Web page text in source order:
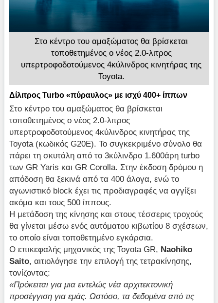
Στο κέντρο του αμαξώματος θα βρίσκεται
τοποθετημένος ο νέος 2.0-λιτρος
υπερτροφοδοτούμενος 4κύλινδρος κινητήρας της
Toyota.
Δίλιτρος Turbo «πύραυλος» με ισχύ 400+ ίππων
Στο κέντρο του αμαξώματος θα βρίσκεται
τοποθετημένος ο νέος 2.0-λιτρος
υπερτροφοδοτούμενος 4κύλινδρος κινητήρας της
Toyota (κωδικός G20E). Το συγκεκριμένο σύνολο θα
πάρει τη σκυτάλη από το 3κύλινδρο 1.600άρη turbo
των GR Yaris και GR Corolla. Στην έκδοση δρόμου η
απόδοση θα ξεκινά από τα 400 άλογα, ενώ το
αγωνιστικό block έχει τις προδιαγραφές να αγγίξει
ακόμα και τους 500 ίππους.
Η μετάδοση της κίνησης και στους τέσσερις τροχούς
θα γίνεται μέσω ενός αυτόματου κιβωτίου 8 σχέσεων,
το οποίο είναι τοποθετημένο εγκάρσια.
Ο επικεφαλής μηχανικός της Toyota GR, Naohiko
Saito, αιτιολόγησε την επιλογή της τετρακίνησης,
τονίζοντας:
«Πρόκειται για μια εντελώς νέα αρχιτεκτονική
προσέγγιση για εμάς. Ωστόσο, τα δεδομένα από τις